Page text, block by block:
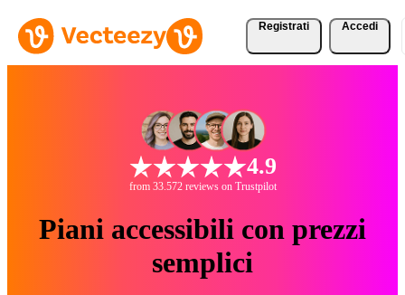
Registrati Accedi
4.9
from 33.572 reviews on Trustpilot
Piani accessibili con prezzi
semplici